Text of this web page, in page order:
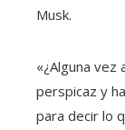
Musk.
«¿Alguna vez
perspicaz y
para decir lo